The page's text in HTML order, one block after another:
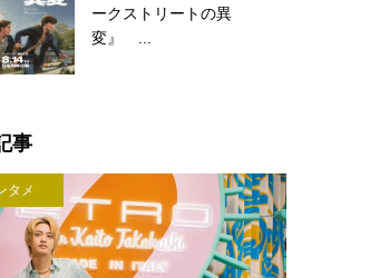
ークストリートの異
変』 ...
事
タメ